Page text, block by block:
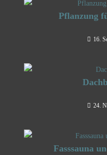
Pflanzung
16.
24.
Fasssauna